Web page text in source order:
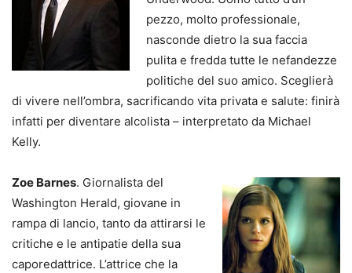
pezzo, molto professionale,
nasconde dietro la sua faccia
pulita e fredda tutte le nefandezze
politiche del suo amico. Sceglierà
di vivere nell’ombra, sacrificando vita privata e salute: finirà
infatti per diventare alcolista – interpretato da Michael
Kelly.
Zoe Barnes. Giornalista del
Washington Herald, giovane in
rampa di lancio, tanto da attirarsi le
critiche e le antipatie della sua
caporedattrice. L’attrice che la